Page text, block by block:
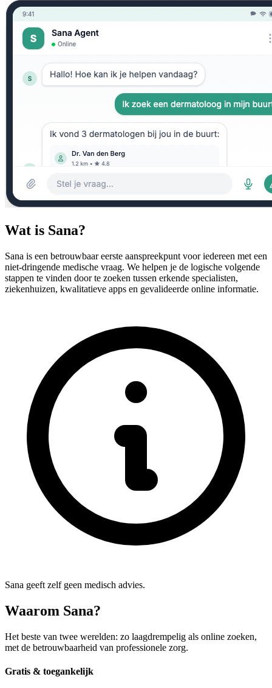
Wat is Sana?
Sana is een betrouwbaar eerste aanspreekpunt voor iedereen met een
niet-dringende medische vraag. We helpen je de logische volgende
stappen te vinden door te zoeken tussen erkende specialisten,
ziekenhuizen, kwalitatieve apps en gevalideerde online informatie.
Sana geeft zelf geen medisch advies.
Waarom Sana?
Het beste van twee werelden: zo laagdrempelig als online zoeken,
met de betrouwbaarheid van professionele zorg.
Gratis & toegankelijk